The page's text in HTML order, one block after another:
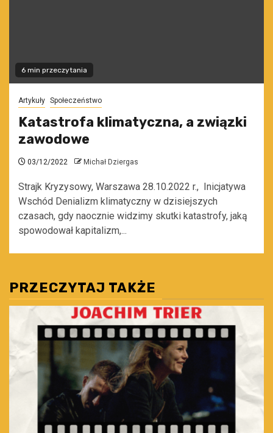
6 min przeczytania
Artykuły Społeczeństwo
Katastrofa klimatyczna, a związki
zawodowe
03/12/2022 Michał Dziergas
Strajk Kryzysowy, Warszawa 28.10.2022 r., Inicjatywa
Wschód Denializm klimatyczny w dzisiejszych
czasach, gdy naocznie widzimy skutki katastrofy, jaką
spowodował kapitalizm,...
PRZECZYTAJ TAKŻE